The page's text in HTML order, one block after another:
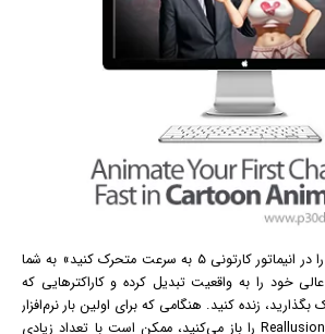
دوره «شخصیت اول خود را در انیماتور کارتونی ۵ به سرعت متحرک کنید» به شما
خود را به واقعیت تبدیل کرده و کاراکترهایی که
زنده کنید. هنگامی که برای اولین بار نرم‌افزار
Reallusion’s Cartoon Animator 5 را باز می‌کنید، ممکن است با تعداد زیادی